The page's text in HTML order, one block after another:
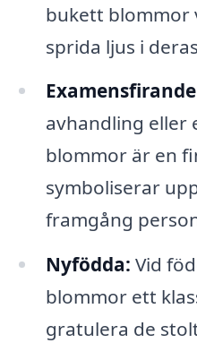
bukett blommor
sprida ljus i
avhandling eller
blommor är en
symboliserar
framgång
Nyfödda: Vid
blommor ett
gratulera de